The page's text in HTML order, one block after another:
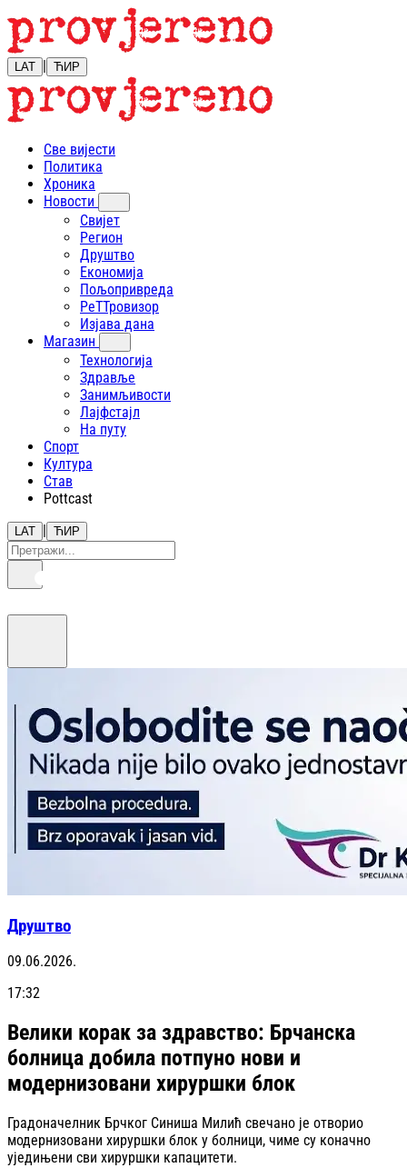
LAT | ЋИР
Све вијести
Политика
Хроника
Новости
Свијет
Регион
Друштво
Економија
Пољопривреда
РеТТровизор
Изјава дана
Магазин
Технологија
Здравље
Занимљивости
Лајфстajл
На путу
Спорт
Култура
Став
Pottcast
LAT | ЋИР
Друштво
09.06.2026.
17:32
Велики корак за здравство: Брчанска
болница добила потпуно нови и
модернизовани хируршки блок
Градоначелник Брчког Синиша Милић свечано је отворио
модернизовани хируршки блок у болници, чиме су коначно
уједињени сви хируршки капацитети.